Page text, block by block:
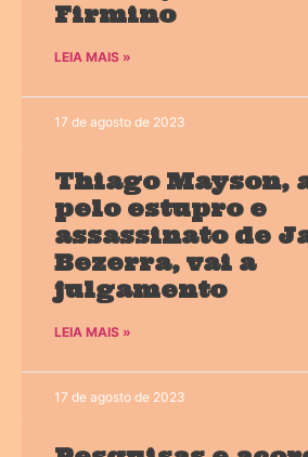
Firmino
LEIA MAIS »
17 de agosto de 2023
Thiago Mayson,
pelo estupro e
assassinato de
Bezerra, vai a
julgamento
LEIA MAIS »
17 de agosto de 2023